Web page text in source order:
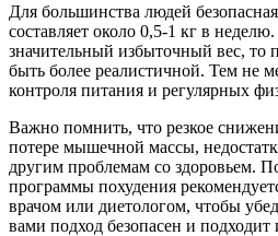
Для большинства людей
составляет около 0,5-1 кг в
значительный избыточный вес, то
быть более реалистичной. Тем не
контроля питания и регулярных
Важно помнить, что резкое
потере мышечной массы,
другим проблемам со здоровьем.
программы похудения
врачом или диетологом, чтобы
вами подход безопасен и